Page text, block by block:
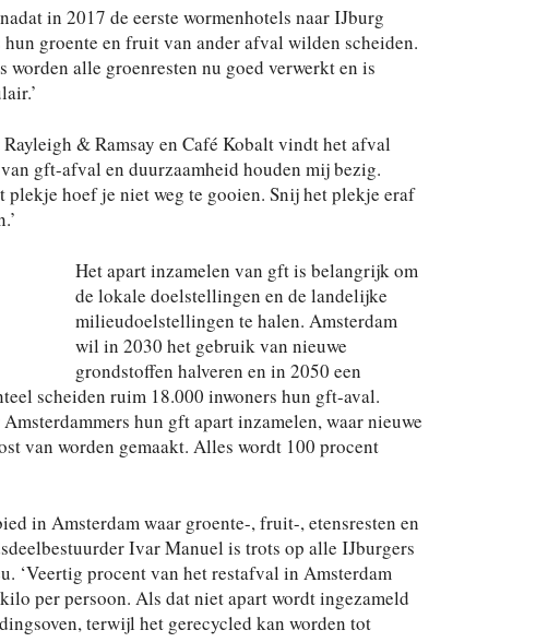
in 2017 de eerste wormenhotels naar IJburg
groente en fruit van ander afval wilden scheiden.
worden alle groenresten nu goed verwerkt en is
& Ramsay en Café Kobalt vindt het afval
gft-afval en duurzaamheid houden mij bezig.
hoef je niet weg te gooien. Snij het plekje eraf
Het apart inzamelen van gft is belangrijk om
de lokale doelstellingen en de landelijke
milieudoelstellingen te halen. Amsterdam
wil in 2030 het gebruik van nieuwe
grondstoffen halveren en in 2050 een
scheiden ruim 18.000 inwoners hun gft-aval.
hun gft apart inzamelen, waar nieuwe
van worden gemaakt. Alles wordt 100 procent
in Amsterdam waar groente-, fruit-, etensresten en
Ivar Manuel is trots op alle IJburgers
‘Veertig procent van het restafval in Amsterdam
per persoon. Als dat niet apart wordt ingezameld
terwijl het gerecycled kan worden tot